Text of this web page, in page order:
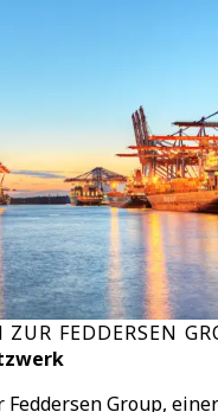
ZUR FEDDERSEN
Group,